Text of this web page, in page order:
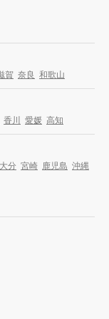
賀 奈良 和歌山
香川 愛媛 高知
大分 宮崎 鹿児島 沖縄